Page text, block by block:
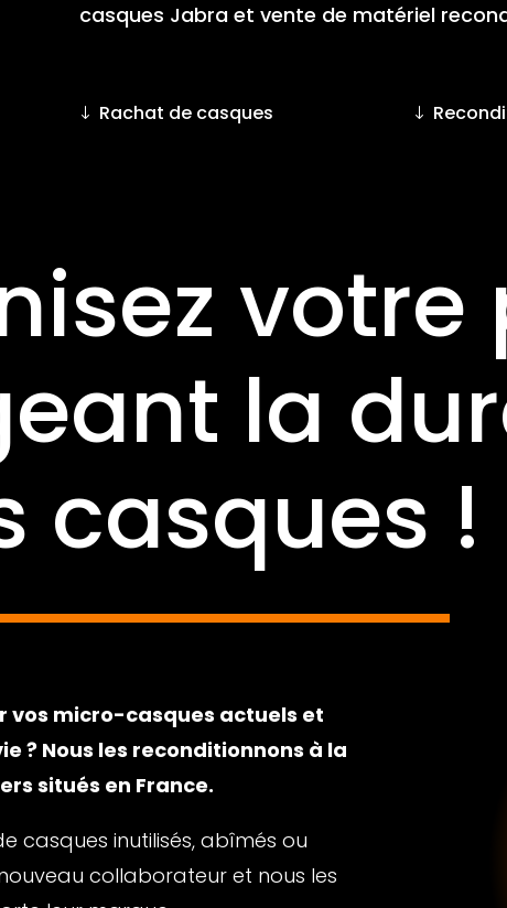
casques Jabra et vente de matériel
Rachat de casques
votre
la
casques !
vos micro-casques actuels et
? Nous les reconditionnons à la
situés en France.
casques inutilisés, abîmés ou
collaborateur et nous les